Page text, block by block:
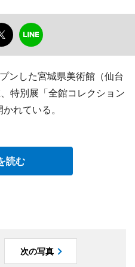
ンした宮城県美術館（仙台
特別展「全館コレクション
れている。
読む
次の写真